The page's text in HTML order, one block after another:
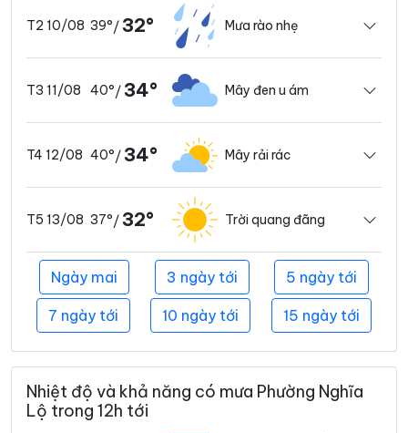
T2 10/08 39°/ 32° Mưa rào nhẹ
T3 11/08 40°/ 34° Mây đen u ám
T4 12/08 40°/ 34° Mây rải rác
T5 13/08 37°/ 32° Trời quang đãng
Ngày mai 3 ngày tới 5 ngày tới
7 ngày tới 10 ngày tới 15 ngày tới
Nhiệt độ và khả năng có mưa Phường Nghĩa
Lộ trong 12h tới